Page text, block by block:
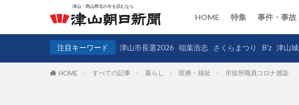
HOME 特集 事件・事故
注目キーワード 津山市長選2026 稲葉浩志 さくらまつり B’z 津山城
HOME すべての記事 暮らし 医療・福祉 市役所職員コロナ感染